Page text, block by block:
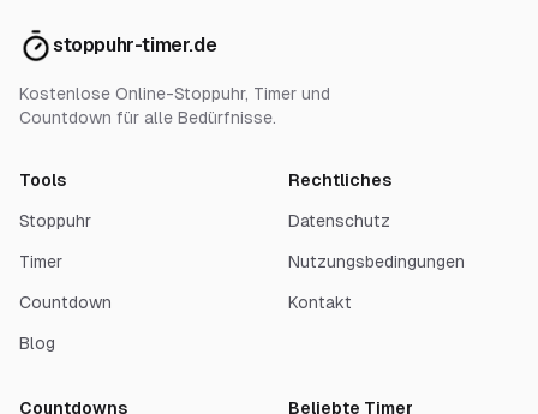
stoppuhr-timer.de
Kostenlose Online-Stoppuhr, Timer und
Countdown für alle Bedürfnisse.
Tools
Stoppuhr
Timer
Countdown
Blog
Rechtliches
Datenschutz
Nutzungsbedingungen
Kontakt
Countdowns Beliebte Timer